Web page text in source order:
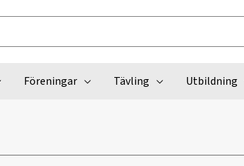
Föreningar Tävling Utbildning